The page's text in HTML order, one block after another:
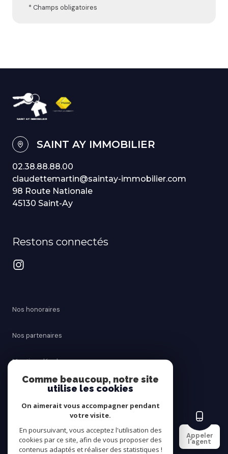
Appeler
l'agent
* Champs obligatoires
SAINT AY IMMOBILIER
02.38.88.88.00
claudettemartin@saintay-immobilier.com
98 Route Nationale
45130 Saint-Ay
Restons connectés
Nos honoraires
Nos partenaires
Mentions légales
Cookies
Comme beaucoup, notre site
utilise les cookies
On aimerait vous accompagner pendant
votre visite.
En poursuivant, vous acceptez l'utilisation des
cookies par ce site, afin de vous proposer des
contenus adaptés et réaliser des statistiques !